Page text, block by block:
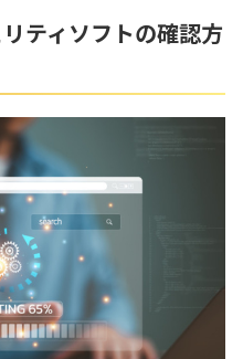
ティソフトの確認方